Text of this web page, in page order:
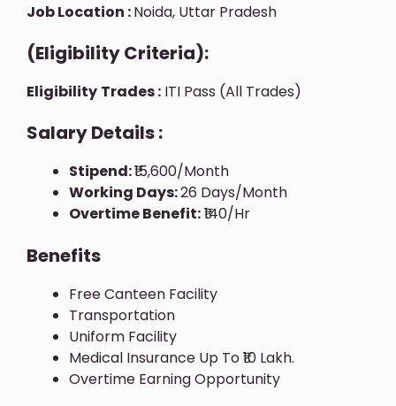
Job Location :Noida, Uttar Pradesh
(Eligibility Criteria):
Eligibility Trades : ITI Pass (All Trades)
Salary Details :
Stipend:₹15,600/month
Working Days:26 Days/month
Overtime Benefit:₹140/hr
Benefits
Free Canteen Facility
Transportation
Uniform Facility
Medical Insurance Up To ₹10 Lakh.
Overtime Earning Opportunity